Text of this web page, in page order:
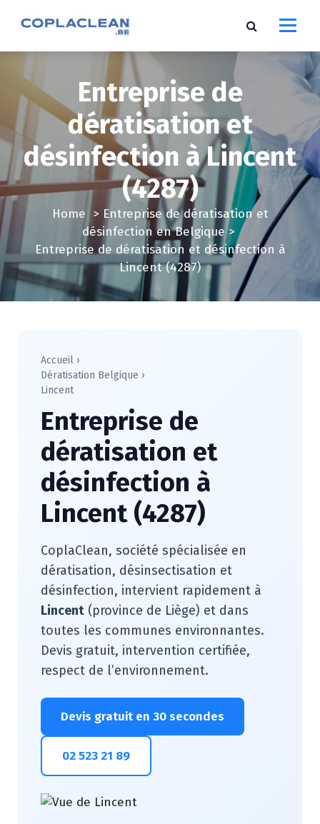
e
n
t
Entreprise de
dératisation et
désinfection à Lincent
(4287)
Home > Entreprise de dératisation et
désinfection en Belgique>
Entreprise de dératisation et désinfection à
Lincent (4287)
Accueil ›
Dératisation Belgique ›
Lincent
Entreprise de
dératisation et
désinfection à
Lincent (4287)
CoplaClean, société spécialisée en
dératisation, désinsectisation et
désinfection, intervient rapidement à
Lincent (province de Liège) et dans
toutes les communes environnantes.
Devis gratuit, intervention certifiée,
respect de l’environnement.
Devis gratuit en 30 secondes
02 523 21 89